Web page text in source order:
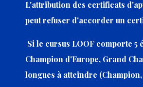
L'attribution des certificats
peut refuser d'accorder un
Si le cursus LOOF comporte
Champion d'Europe, Grand
longues à atteindre